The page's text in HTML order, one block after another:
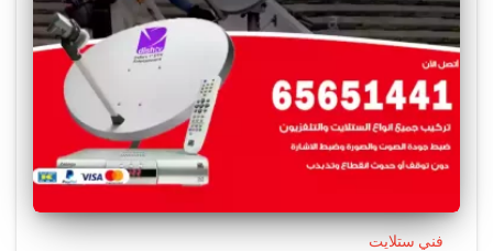
فني ستلايت